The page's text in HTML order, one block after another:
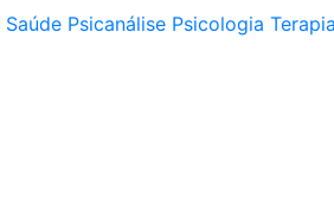
Saúde Psicanálise Psicologia